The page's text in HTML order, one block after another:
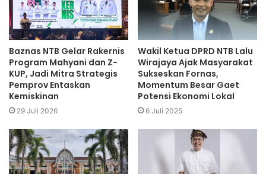
Baznas NTB Gelar Rakernis
Program Mahyani dan Z-
KUP, Jadi Mitra Strategis
Pemprov Entaskan
Kemiskinan
29 Juli 2026
Wakil Ketua DPRD NTB Lalu
Wirajaya Ajak Masyarakat
Sukseskan Fornas,
Momentum Besar Gaet
Potensi Ekonomi Lokal
6 Juli 2025